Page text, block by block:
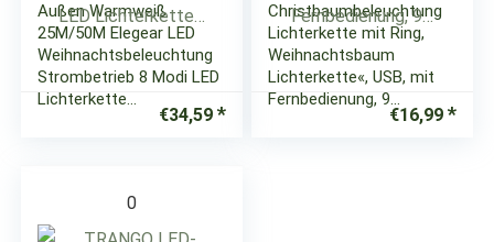
Außen Warmweiß
25M/50M Elegear LED
Weihnachtsbeleuchtung
Strombetrieb 8 Modi LED
Lichterkette…
€34,59
Christbaumbeleuchtung
Lichterkette mit Ring,
Weihnachtsbaum
Lichterkette«, USB, mit
Fernbedienung, 9…
€16,99
0